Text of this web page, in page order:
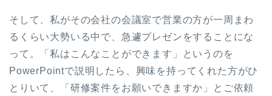
そして、私がその会社の会議室で営業の方が一周まわ
るくらい大勢いる中で、急遽プレゼンをすることにな
って。「私はこんなことができます」というのを
PowerPointで説明したら、興味を持ってくれた方がひ
とりいて、「研修案件をお願いできますか」とご依頼